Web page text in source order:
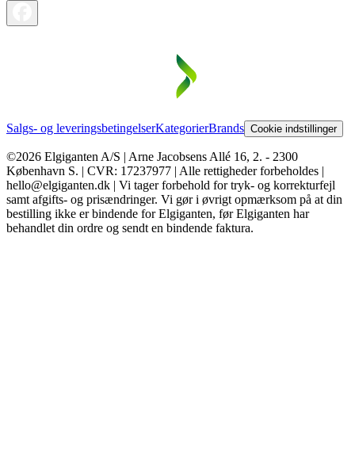
Salgs- og leveringsbetingelserKategorierBrands Cookie indstillinger
©2026 Elgiganten A/S | Arne Jacobsens Allé 16, 2. - 2300
København S. | CVR: 17237977 | Alle rettigheder forbeholdes |
hello@elgiganten.dk | Vi tager forbehold for tryk- og korrekturfejl
samt afgifts- og prisændringer. Vi gør i øvrigt opmærksom på at din
bestilling ikke er bindende for Elgiganten, før Elgiganten har
behandlet din ordre og sendt en bindende faktura.